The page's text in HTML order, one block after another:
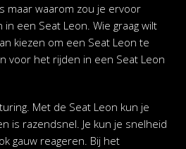
maar waarom zou je ervoor
een Seat Leon. Wie graag wilt
kiezen om een Seat Leon te
voor het rijden in een Seat Leon
Met de Seat Leon kun je
is razendsnel. Je kun je snelheid
gauw reageren. Bij het